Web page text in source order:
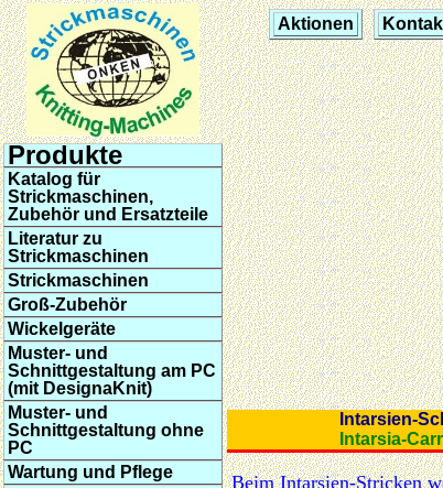
Aktionen
Produkte
Katalog für
Strickmaschinen,
Zubehör und Ersatzteile
Literatur zu
Strickmaschinen
Strickmaschinen
Groß-Zubehör
Wickelgeräte
Muster- und
Schnittgestaltung am PC
(mit DesignaKnit)
Muster- und
Schnittgestaltung ohne
PC
Wartung und Pflege
Intarsien-
Intarsia-
Beim Intarsien-Stricken